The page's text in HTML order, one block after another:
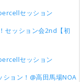
セッション
セッション会2nd【初
セッション
ョン！@高田馬場NOA